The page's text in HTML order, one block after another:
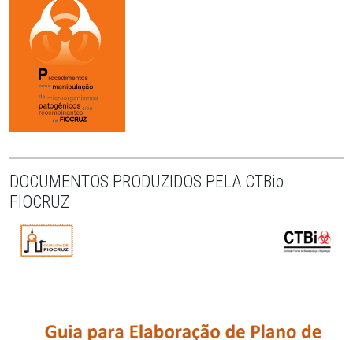
DOCUMENTOS PRODUZIDOS PELA CTBio
FIOCRUZ